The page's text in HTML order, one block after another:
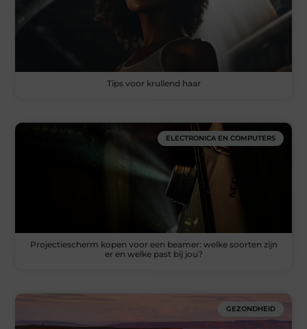
Tips voor krullend haar
ELECTRONICA EN COMPUTERS
Projectiescherm kopen voor een beamer: welke soorten zijn
er en welke past bij jou?
GEZONDHEID